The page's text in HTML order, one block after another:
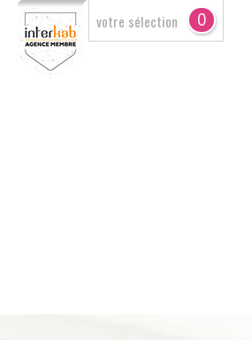
votre sélection 0